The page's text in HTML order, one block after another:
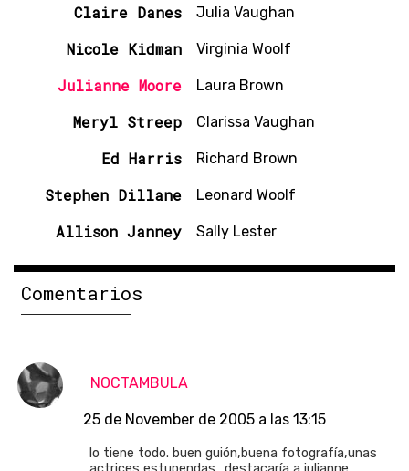
Claire Danes Julia Vaughan
Nicole Kidman Virginia Woolf
Julianne Moore Laura Brown
Meryl Streep Clarissa Vaughan
Ed Harris Richard Brown
Stephen Dillane Leonard Woolf
Allison Janney Sally Lester
Comentarios
NOCTAMBULA
25 de November de 2005 a las 13:15
lo tiene todo. buen guión,buena fotografía,unas